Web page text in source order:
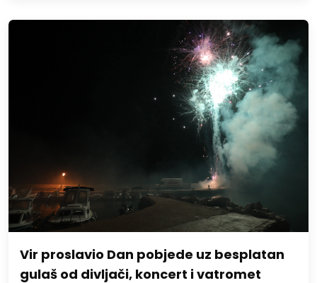
Vir proslavio Dan pobjede uz besplatan
gulaš od divljači, koncert i vatromet